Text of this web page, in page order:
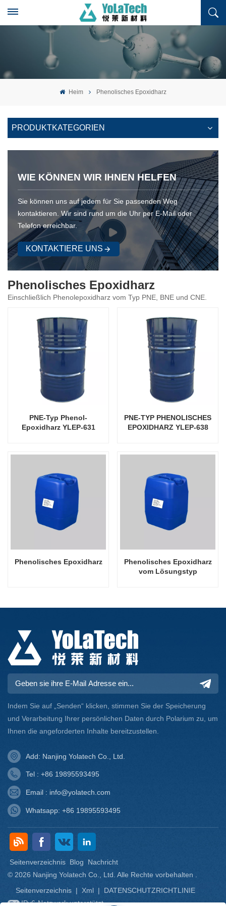
Heim Phenolisches Epoxidharz
PRODUKTKATEGORIEN
WIE KÖNNEN WIR IHNEN HELFEN
Sie können uns auf jedem für Sie passenden Weg
kontaktieren. Wir sind rund um die Uhr per E-Mail oder
Telefon erreichbar.
KONTAKTIERE UNS
Phenolisches Epoxidharz
Einschließlich Phenolepoxidharz vom Typ PNE, BNE und CNE.
PNE-Typ Phenol-
Epoxidharz YLEP-631
PNE-TYP PHENOLISCHES
EPOXIDHARZ YLEP-638
Phenolisches Epoxidharz
Phenolisches Epoxidharz
vom Lösungstyp
Indem Sie auf „Senden“ klicken, stimmen Sie der Speicherung
und Verarbeitung Ihrer persönlichen Daten durch Polarium zu, um
Ihnen die angeforderten Inhalte bereitzustellen.
Add: Nanjing Yolatech Co., Ltd.
Tel : +86 19895593495
Email : info@yolatech.com
Whatsapp: +86 19895593495
Seitenverzeichnis Blog
Nachricht
© 2026 Nanjing Yolatech Co., Ltd. Alle Rechte vorbehalten .
Seitenverzeichnis | Xml |
DATENSCHUTZRICHTLINIE
IPv6-Netzwerk unterstützt